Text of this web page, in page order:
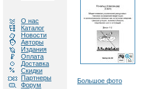
О нас
Каталог
Новости
Авторы
Издания
Оплата
Доставка
Скидки
Партнеры
Форум
Большое фото